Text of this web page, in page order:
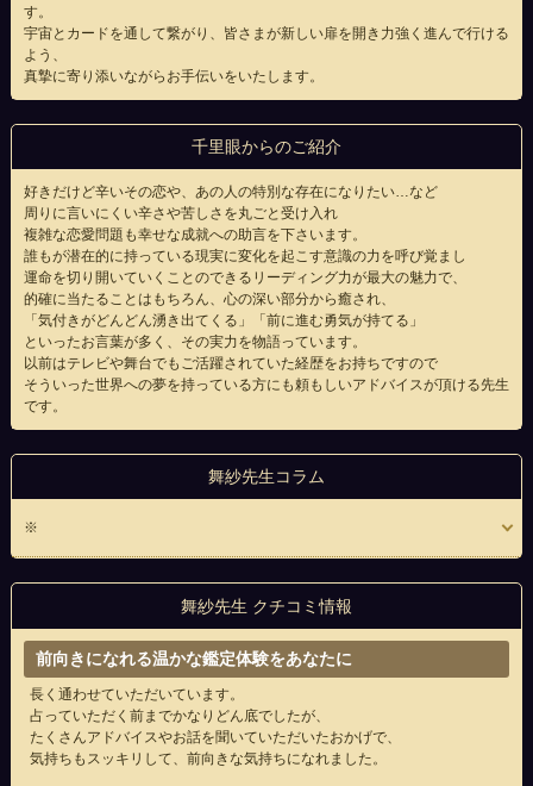
す。
宇宙とカードを通して繋がり、皆さまが新しい扉を開き力強く進んで行ける
よう、
真摯に寄り添いながらお手伝いをいたします。
千里眼からのご紹介
好きだけど辛いその恋や、あの人の特別な存在になりたい…など
周りに言いにくい辛さや苦しさを丸ごと受け入れ
複雑な恋愛問題も幸せな成就への助言を下さいます。
誰もが潜在的に持っている現実に変化を起こす意識の力を呼び覚まし
運命を切り開いていくことのできるリーディング力が最大の魅力で、
的確に当たることはもちろん、心の深い部分から癒され、
「気付きがどんどん湧き出てくる」「前に進む勇気が持てる」
といったお言葉が多く、その実力を物語っています。
以前はテレビや舞台でもご活躍されていた経歴をお持ちですので
そういった世界への夢を持っている方にも頼もしいアドバイスが頂ける先生
です。
舞紗先生コラム
※
舞紗先生 クチコミ情報
前向きになれる温かな鑑定体験をあなたに
長く通わせていただいています。
占っていただく前までかなりどん底でしたが、
たくさんアドバイスやお話を聞いていただいたおかげで、
気持ちもスッキリして、前向きな気持ちになれました。